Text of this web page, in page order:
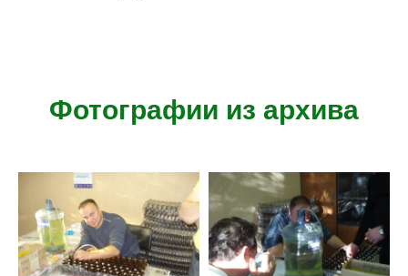
Фотографии из архива